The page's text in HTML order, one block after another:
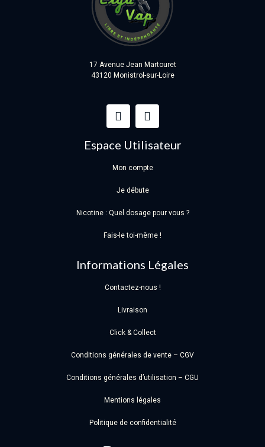
17 Avenue Jean Martouret
43120 Monistrol-sur-Loire
Espace Utilisateur
Mon compte
Je débute
Nicotine : Quel dosage pour vous ?
Fais-le toi-même !
Informations Légales
Contactez-nous !
Livraison
Click & Collect
Conditions générales de vente – CGV
Conditions générales d’utilisation – CGU
Mentions légales
Politique de confidentialité